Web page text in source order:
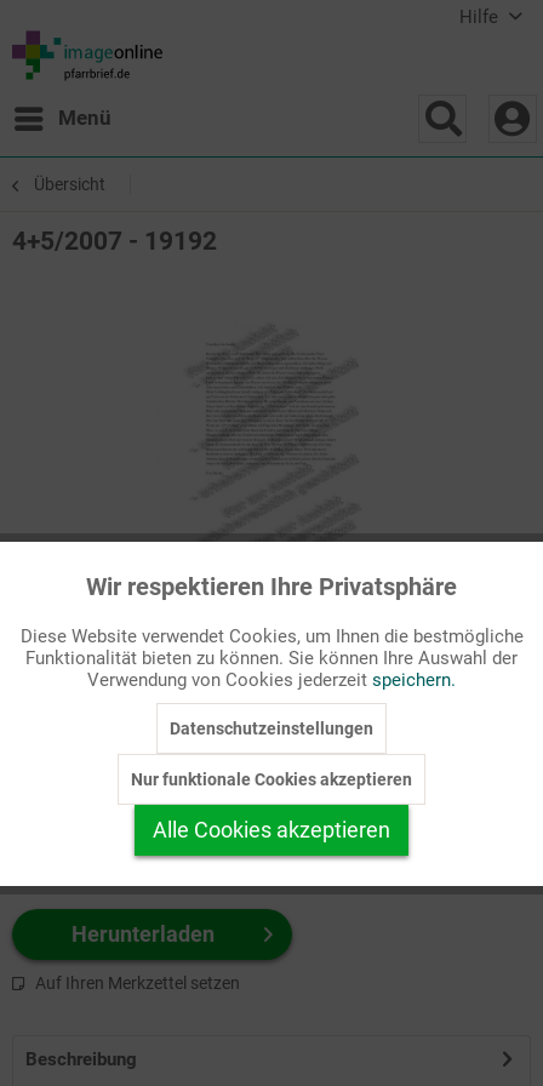
Hilfe
Menü
Übersicht
4+5/2007 - 19192
Passende Stichworte
Freizeit
zuerst Ihr Produktformat aus.
z.B. Farbe-Grafik, Schwarz-Weiß-Grafik, mit/ohne Text ...
Herunterladen
Auf Ihren Merkzettel setzen
Beschreibung
Funktionale Aktiv
Marketing Inaktiv
Personalisierung Inaktiv
Service
Wir respektieren Ihre Privatsphäre
Diese Website verwendet Cookies, um Ihnen die bestmögliche
Funktionalität bieten zu können. Sie können Ihre Auswahl der
Verwendung von Cookies jederzeit speichern.
Datenschutzeinstellungen
Nur funktionale Cookies akzeptieren
Alle Cookies akzeptieren